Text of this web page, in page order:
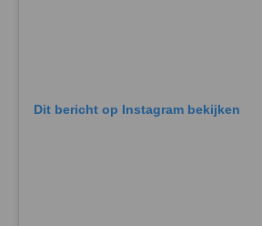
Dit bericht op Instagram bekijken